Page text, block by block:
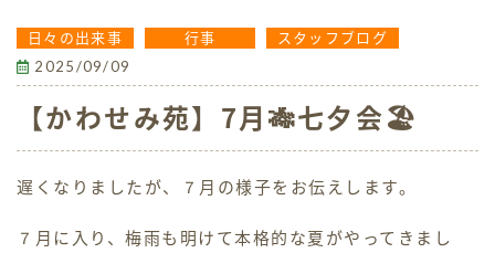
日々の出来事 行事 スタッフブログ
2025/09/09
【かわせみ苑】7月🎋七夕会🏖️
遅くなりましたが、７月の様子をお伝えします。
７月に入り、梅雨も明けて本格的な夏がやってきまし
施設のご案内
有料老人ホーム
ホームヘルパー